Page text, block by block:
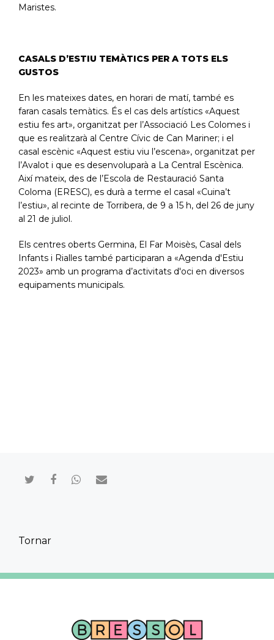
Tornar
Maristes.
CASALS D’ESTIU TEMÀTICS PER A TOTS ELS
GUSTOS
En les mateixes dates, en horari de matí, també es
faran casals temàtics. És el cas dels artístics «Aquest
estiu fes art», organitzat per l’Associació Les Colomes i
que es realitzarà al Centre Cívic de Can Mariner; i el
casal escènic «Aquest estiu viu l’escena», organitzat per
l’Avalot i que es desenvoluparà a La Central Escènica.
Així mateix, des de l’Escola de Restauració Santa
Coloma (ERESC), es durà a terme el casal «Cuina’t
l’estiu», al recinte de Torribera, de 9 a 15 h, del 26 de juny
al 21 de juliol.
Els centres oberts Germina, El Far Moisès, Casal dels
Infants i Rialles també participaran a «Agenda d'Estiu
2023» amb un programa d’activitats d'oci en diversos
equipaments municipals.